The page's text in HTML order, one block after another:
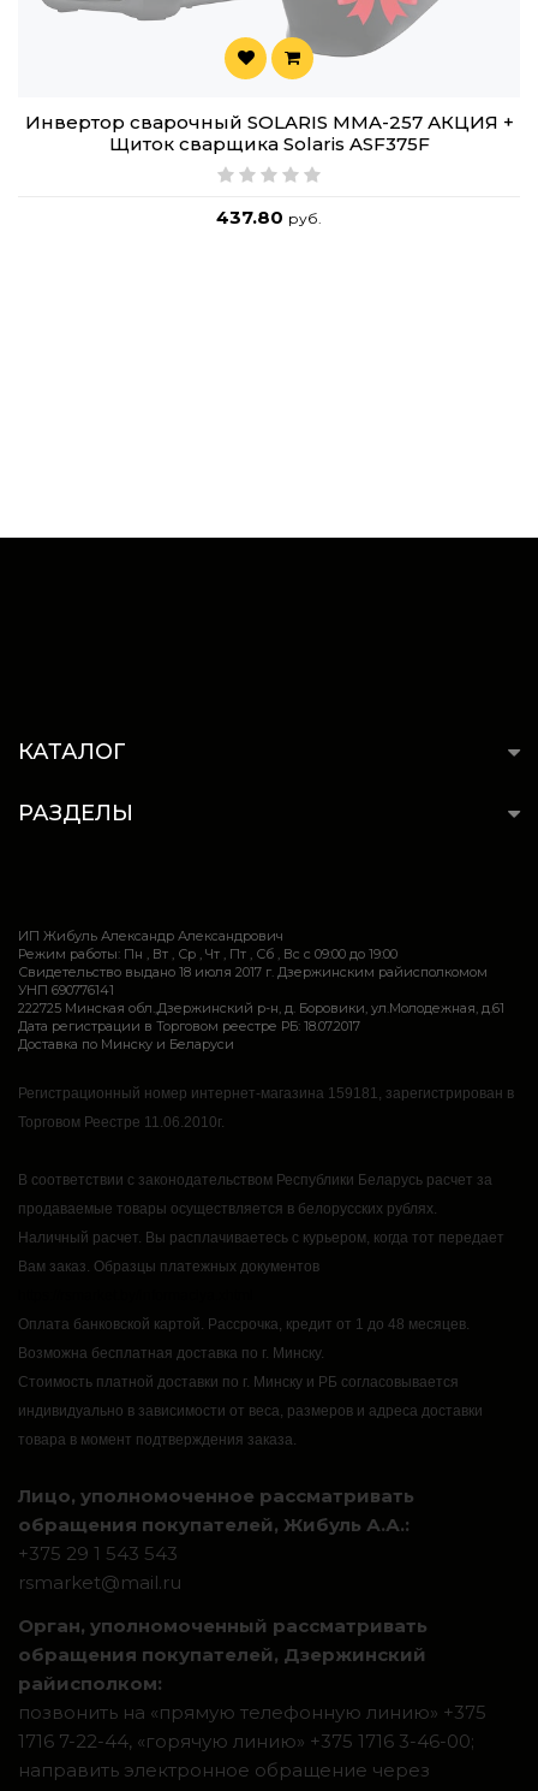
Инвертор сварочный SOLARIS MMA-257 АКЦИЯ +
Щиток сварщика Solaris ASF375F
437.80 руб.
КАТАЛОГ
РАЗДЕЛЫ
ИП Жибуль Александр Александрович
Режим работы: Пн , Вт , Ср , Чт , Пт , Сб , Вс c 09:00 до 19:00
Свидетельство выдано 18 июля 2017 г. Дзержинским райисполкомом
УНП 690776141
222725 Минская обл.,Дзержинский р-н, д. Боровики, ул.Молодежная, д.61
Дата регистрации в Торговом реестре РБ: 18.07.2017
Доставка по Минску и Беларуси
Регистрационный номер интернет-магазина 159181, зарегистрирован в
Торговом Реестре 11.06.2010г.
В соответствии с законодательством Республики Беларусь расчет за
продаваемые товары осуществляется в белорусских рублях.
Наличный расчет. Вы расплачиваетесь с курьером, когда тот передает
Вам заказ. Образцы платежных документов
Оплата банковской картой. Рассрочка, кредит от 1 до 48 месяцев.
Возможна бесплатная доставка по г. Минску.
Стоимость платной доставки по г. Минску и РБ согласовывается
индивидуально в зависимости от веса, размеров и адреса доставки
товара в момент подтверждения заказа.
Лицо, уполномоченное рассматривать
обращения покупателей, Жибуль А.А.:
+375 29 1 543 543
rsmarket@mail.ru
Орган, уполномоченный рассматривать
обращения покупателей, Дзержинский
райисполком:
позвонить на «прямую телефонную линию» +375
1716 7-22-44, «горячую линию» +375 1716 3-46-00;
направить электронное обращение через